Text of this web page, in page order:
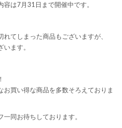
は7月31日まで開催中です。
てしまった商品もございますが、
ます。
お買い得な商品を多数そろえておりま
同お待ちしております。